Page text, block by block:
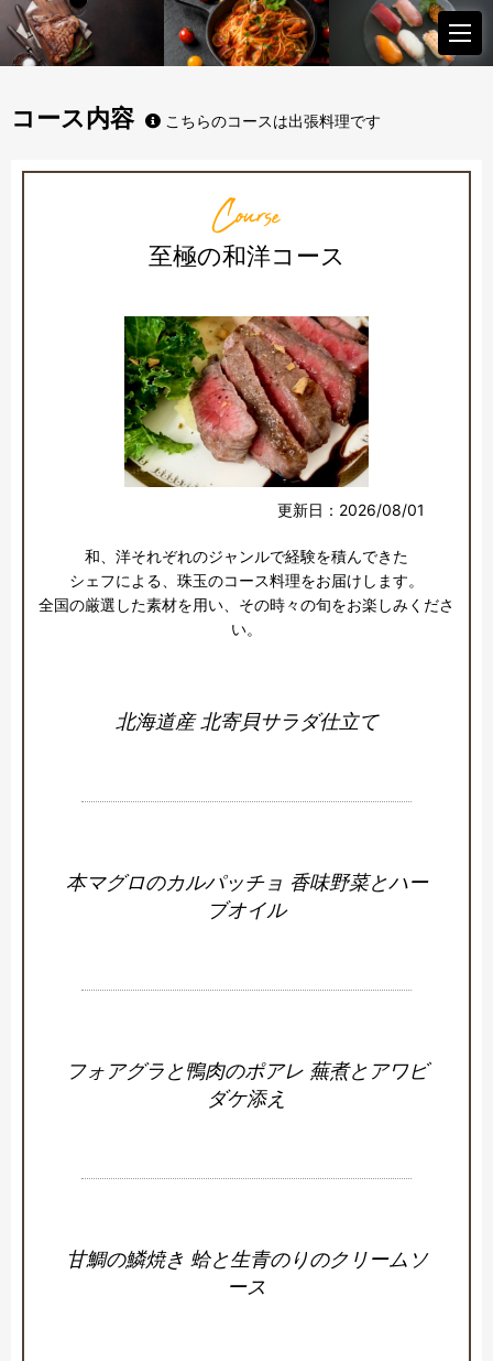
コース内容 こちらのコースは出張料理です
Course
至極の和洋コース
更新日：2026/08/01
和、洋それぞれのジャンルで経験を積んできた
シェフによる、珠玉のコース料理をお届けします。
全国の厳選した素材を用い、その時々の旬をお楽しみくださ
い。
北海道産 北寄貝サラダ仕立て
本マグロのカルパッチョ 香味野菜とハー
ブオイル
フォアグラと鴨肉のポアレ 蕪煮とアワビ
ダケ添え
甘鯛の鱗焼き 蛤と生青のりのクリームソ
ース